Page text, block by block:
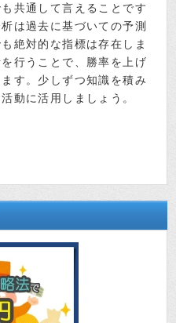
共通して言えることです
は過去に基づいての予測
絶対的な指標は存在しま
行うことで、勝率を上げ
す。少しずつ知識を積み
動に活用しましょう。